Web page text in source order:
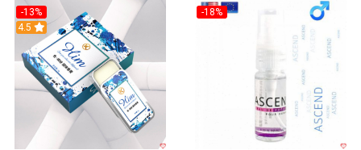
-13%
Hot
4.5
-18%